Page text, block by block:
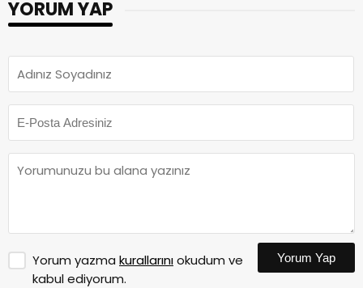
YORUM YAP
Yorum yazma kurallarınıokudum ve
kabul ediyorum.
Yorum Yap